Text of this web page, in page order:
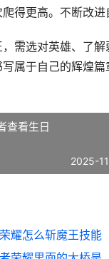
得更高。不断改
需选对英雄、了
属于自己的辉煌
查看生日
2025-
耀怎么斩魔王技能